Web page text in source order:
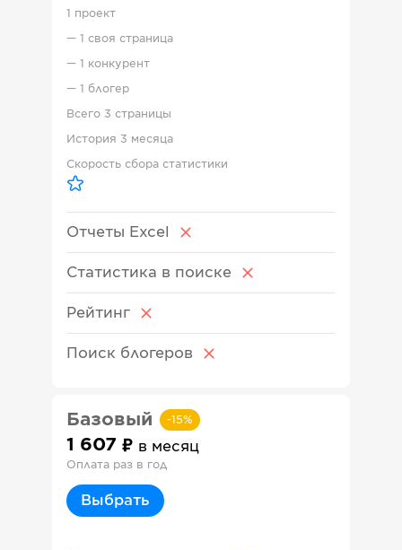
1 проект
— 1 своя страница
— 1 конкурент
— 1 блогер
Всего 3 страницы
История 3 месяца
Скорость сбора статистики
Отчеты Excel
Статистика в поиске
Рейтинг
Поиск блогеров
Базовый -15%
1 607 в месяц
Оплата раз в год
Выбрать